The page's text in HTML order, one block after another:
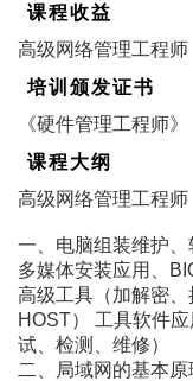
课程收益
高级网络管理工程师
培训颁发证书
《硬件管理工程师
课程大纲
高级网络管理工程师
一、电脑组装维护、
多媒体安装应用、
高级工具（加解密
HOST） 工具软件
试、检测、维修）
二、局域网的基本